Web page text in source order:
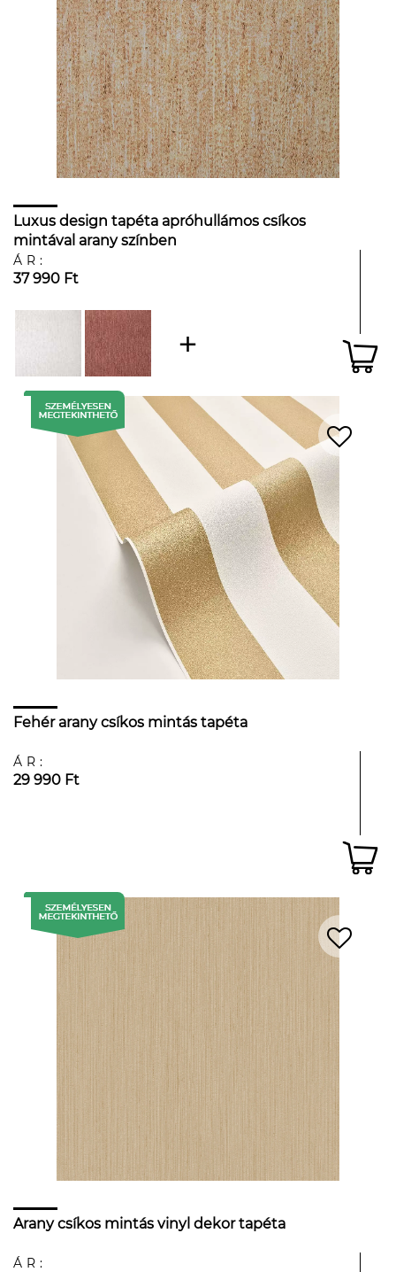
Luxus design tapéta apróhullámos csíkos
mintával arany színben
ÁR:
37 990 Ft
Fehér arany csíkos mintás tapéta
ÁR:
29 990 Ft
Arany csíkos mintás vinyl dekor tapéta
ÁR: